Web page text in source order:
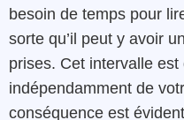
besoin de temps pour
sorte qu’il peut y avoir
prises. Cet intervalle est
indépendamment de
conséquence est